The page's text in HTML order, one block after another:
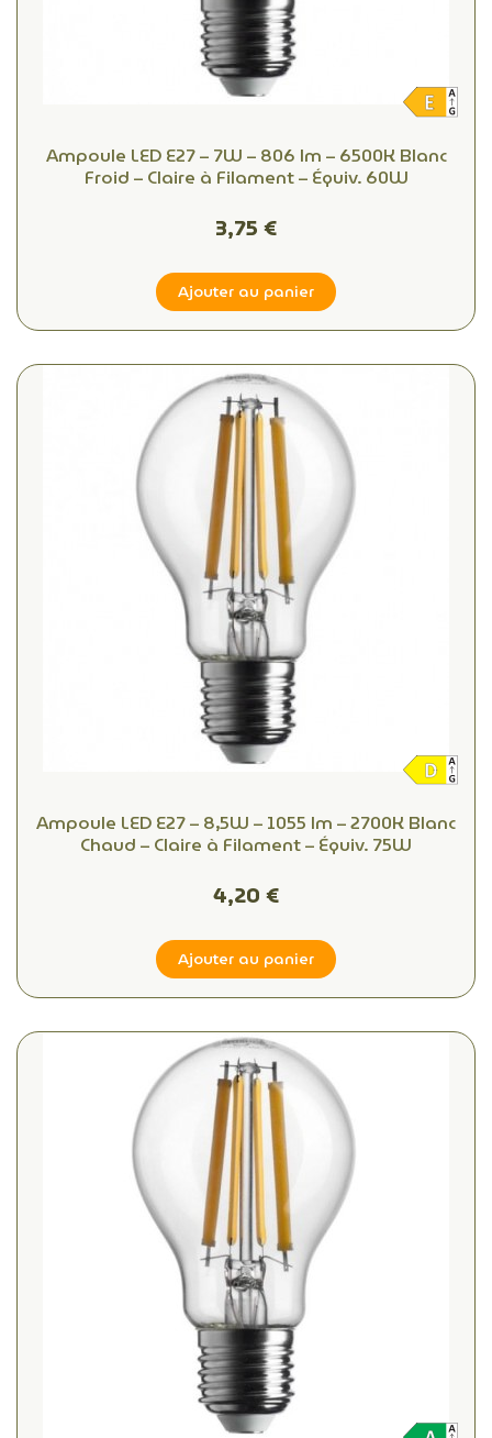
Ampoule LED E27 – 7W – 806 lm – 6500K Blanc
Froid – Claire à Filament – Équiv. 60W
3,75 €
Ajouter au panier
Ampoule LED E27 – 8,5W – 1055 lm – 2700K Blanc
Chaud – Claire à Filament – Équiv. 75W
4,20 €
Ajouter au panier